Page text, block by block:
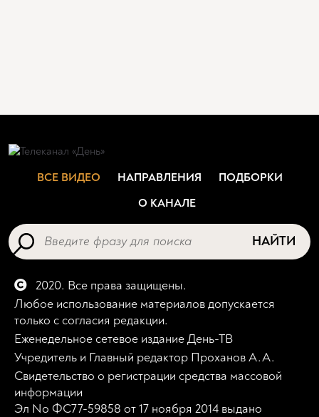
ВСЕ ВИДЕО НАПРАВЛЕНИЯ
ПОДБОРКИ
О КАНАЛЕ
НАЙТИ
2020. Все права защищены.
Любое использование материалов допускается
только с согласия редакции.
Еженедельное сетевое издание День-ТВ
Учредитель и Главный редактор Проханов А.А.
Свидетельство о регистрации средства массовой
информации
Эл No ФС77-59858 от 17 ноября 2014 выдано